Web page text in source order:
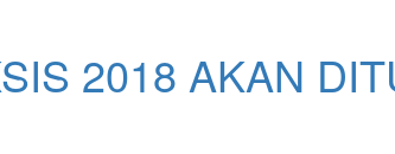
2018 AKAN